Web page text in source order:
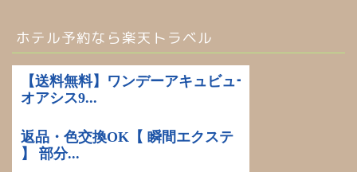
ホテル予約なら楽天トラベル